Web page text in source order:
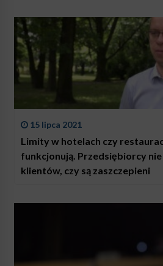
15 lipca 2021
Limity w hotelach czy
funkcjonują. Przedsiębiorcy
klientów, czy są zaszczepieni